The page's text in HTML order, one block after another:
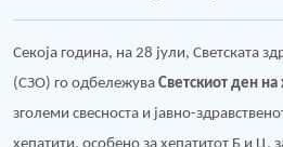
Секоја година, на 28 јули, Светската
(СЗО) го одбележува Светскиот ден на
зголеми свесноста и јавно-